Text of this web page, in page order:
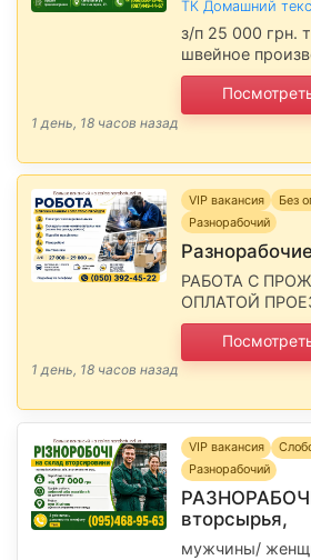
ТК Домашний
з/п 25 000 грн.
швейное
Официальное
Суворовский р-
5/1 Сообщите,
вакансию на
1 день, 18 часов назад
VIP вакансия Без
Разнорабочий
Разнорабочие
РАБОТА С
ОПЛАТОЙ
29 000 грн.
телефону:
работодателю,
1 день, 18 часов назад
VIP вакансия
Разнорабочий
вторсырья,
мужчины/